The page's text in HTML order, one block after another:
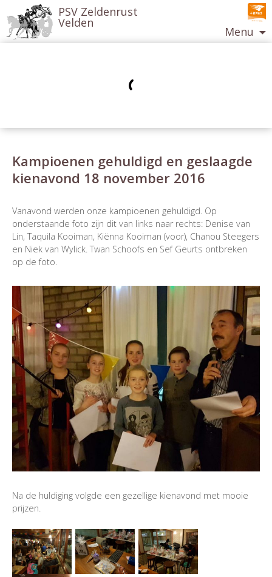
PSV Zeldenrust
Velden
Menu
Kampioenen gehuldigd en geslaagde
kienavond 18 november 2016
Vanavond werden onze kampioenen gehuldigd. Op
onderstaande foto zijn dit van links naar rechts: Denise van
Lin, Taquila Kooiman, Kiënna Kooiman (voor), Chanou Steegers
en Niek van Wylick. Twan Schoofs en Sef Geurts ontbreken
op de foto.
Na de huldiging volgde een gezellige kienavond met mooie
prijzen.